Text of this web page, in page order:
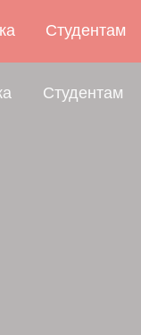
Студентам
Студентам